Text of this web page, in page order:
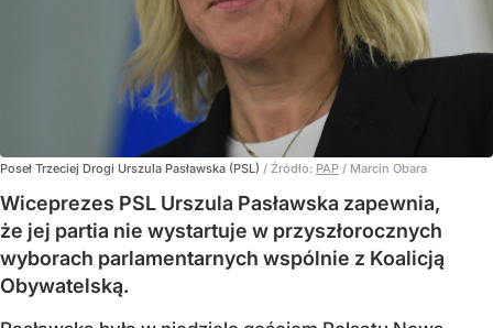
Poseł Trzeciej Drogi Urszula Pasławska (PSL) / Źródło: PAP / Marcin Obara
Wiceprezes PSL Urszula Pasławska zapewnia,
że jej partia nie wystartuje w przyszłorocznych
wyborach parlamentarnych wspólnie z Koalicją
Obywatelską.